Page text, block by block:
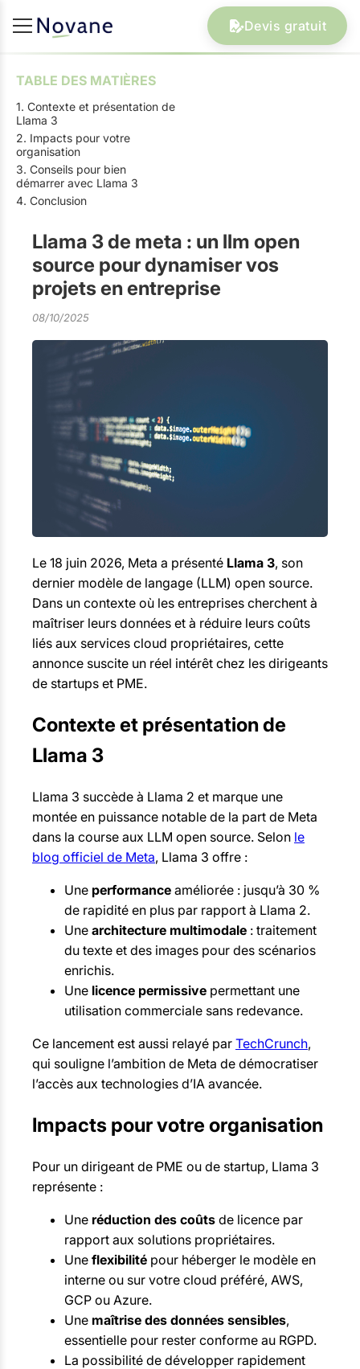
Devis gratuit
TABLE DES MATIÈRES
1. Contexte et présentation de
Llama 3
2. Impacts pour votre
organisation
3. Conseils pour bien
démarrer avec Llama 3
4. Conclusion
Llama 3 de meta : un llm open
source pour dynamiser vos
projets en entreprise
08/10/2025
Le 18 juin 2026, Meta a présenté Llama 3, son
dernier modèle de langage (LLM) open source.
Dans un contexte où les entreprises cherchent à
maîtriser leurs données et à réduire leurs coûts
liés aux services cloud propriétaires, cette
annonce suscite un réel intérêt chez les dirigeants
de startups et PME.
Contexte et présentation de
Llama 3
Llama 3 succède à Llama 2 et marque une
montée en puissance notable de la part de Meta
dans la course aux LLM open source. Selon le
blog officiel de Meta, Llama 3 offre :
Une performance améliorée : jusqu’à 30 %
de rapidité en plus par rapport à Llama 2.
Une architecture multimodale : traitement
du texte et des images pour des scénarios
enrichis.
Une licence permissive permettant une
utilisation commerciale sans redevance.
Ce lancement est aussi relayé par TechCrunch,
qui souligne l’ambition de Meta de démocratiser
l’accès aux technologies d’IA avancée.
Impacts pour votre organisation
Pour un dirigeant de PME ou de startup, Llama 3
représente :
Une réduction des coûts de licence par
rapport aux solutions propriétaires.
Une flexibilité pour héberger le modèle en
interne ou sur votre cloud préféré, AWS,
GCP ou Azure.
Une maîtrise des données sensibles,
essentielle pour rester conforme au RGPD.
La possibilité de développer rapidement